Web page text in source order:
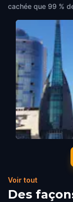
cachée que 99 %
The Bell Tower
Voir tout
Des